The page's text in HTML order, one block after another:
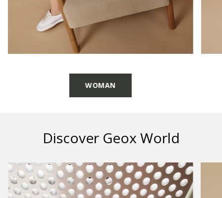
WOMAN
Discover Geox World